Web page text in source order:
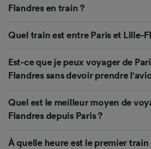
Flandres en train ?
Quel train est entre Paris et Lille-
Est-ce que je peux voyager de
Flandres sans devoir prendre
Quel est le meilleur moyen de
Flandres depuis Paris ?
À quelle heure est le premier train